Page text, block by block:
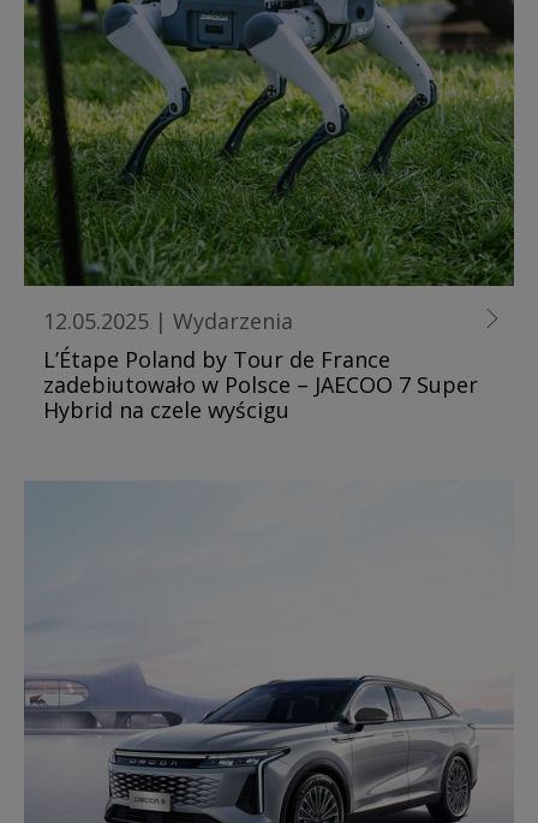
12.05.2025 | Wydarzenia
L’Étape Poland by Tour de France
zadebiutowało w Polsce – JAECOO 7 Super
Hybrid na czele wyścigu